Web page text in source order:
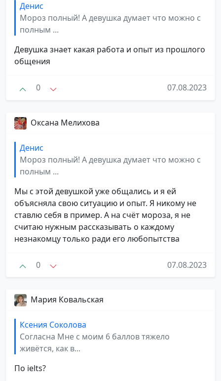
Денис
Мороз полный! А девушка думает что можно с
полным ...
Девушка знает какая работа и опыт из прошлого
общения
0 07.08.2023
Оксана Мелихова
Денис
Мороз полный! А девушка думает что можно с
полным ...
Мы с этой девушкой уже общались и я ей
объясняла свою ситуацию и опыт. Я никому не
ставлю себя в пример. А на счёт мороза, я не
считаю нужным рассказывать о каждому
незнакомцу только ради его любопытства
0 07.08.2023
Мария Ковальская
Ксения Соколова
Согласна Мне с моим 6 баллов тяжело
живётся, как в...
По ielts?